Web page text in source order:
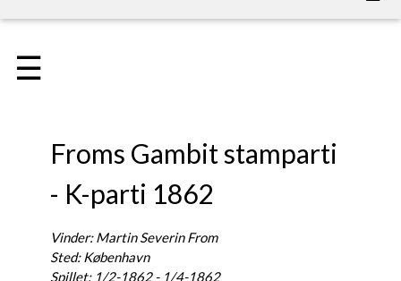
☰
Froms Gambit stamparti
- K-parti 1862
Vinder: Martin Severin From
Sted: København
Spillet: 1/2-1862 - 1/4-1862